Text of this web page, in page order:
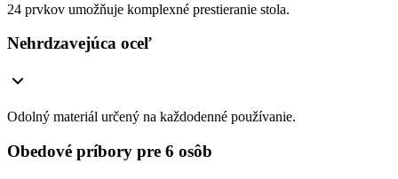
24 prvkov umožňuje komplexné prestieranie stola.
Nehrdzavejúca oceľ
Odolný materiál určený na každodenné používanie.
Obedové príbory pre 6 osôb